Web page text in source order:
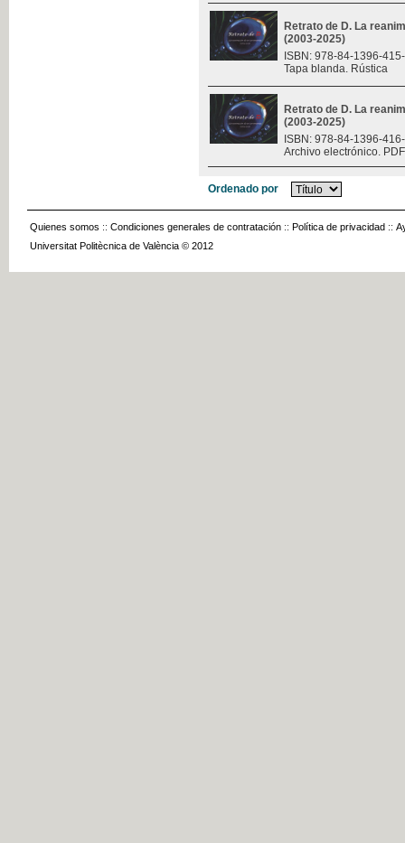
Retrato de D. La
(2003-2025)
ISBN: 978-84-1396-
Tapa blanda. Rústica
Retrato de D. La
(2003-2025)
ISBN: 978-84-1396-
Archivo electrónico.
Ordenado por
Quienes somos :: Condiciones generales de contratación :: Política de privacidad ::
Universitat Politècnica de València © 2012